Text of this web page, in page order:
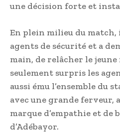
une décision forte et
En plein milieu du match,
agents de sécurité et a
main, de relâcher le jeune
seulement surpris les
aussi ému l’ensemble du
avec une grande ferveur,
marque d’empathie et de
d’Adébayor.